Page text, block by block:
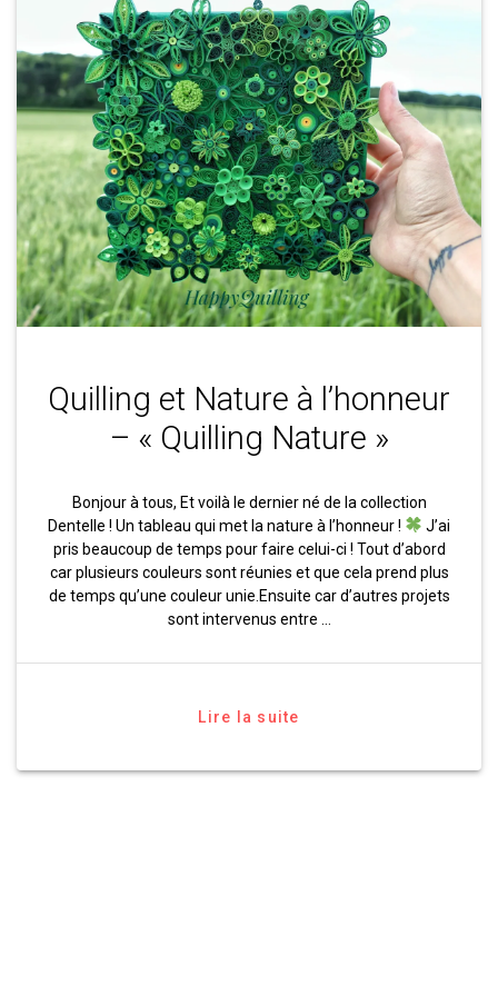
Quilling et Nature à l’honneur
– « Quilling Nature »
Bonjour à tous, Et voilà le dernier né de la collection
Dentelle ! Un tableau qui met la nature à l’honneur !
J’ai
pris beaucoup de temps pour faire celui-ci ! Tout d’abord
car plusieurs couleurs sont réunies et que cela prend plus
de temps qu’une couleur unie.Ensuite car d’autres projets
sont intervenus entre …
Lire la suite